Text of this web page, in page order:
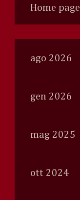
Home page
ago 2026
gen 2026
mag 2025
ott 2024